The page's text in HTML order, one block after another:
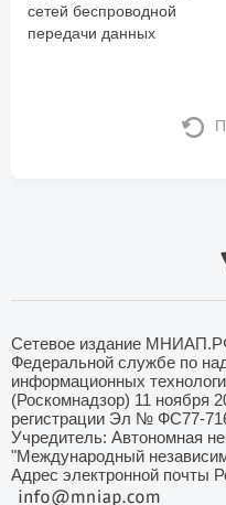
сетей беспроводной
передачи данных
Сетевое издание
Федеральной службе по
информационных
(Роскомнадзор) 11 ноября
регистрации Эл № ФС77-
Учредитель: Автономная
"Международный
Адрес электронной почты